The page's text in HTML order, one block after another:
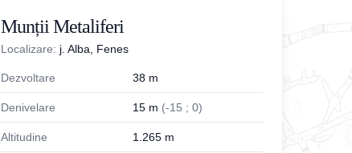
Munții Metaliferi
Localizare: j. Alba, Fenes
Dezvoltare 38 m
Denivelare 15 m (-15 ; 0)
Altitudine 1.265 m